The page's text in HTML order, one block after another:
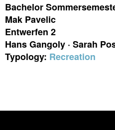
Bachelor
Mak Pavelic
Entwerfen 2
Hans Gangoly · Sarah
Typology: Recreation